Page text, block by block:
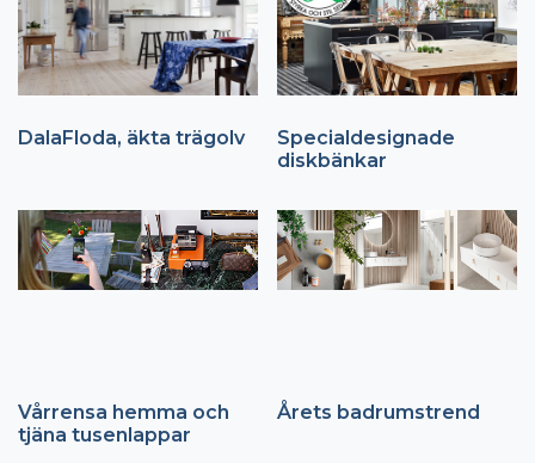
DalaFloda, äkta trägolv
Specialdesignade
diskbänkar
Vårrensa hemma och
tjäna tusenlappar
Årets badrumstrend